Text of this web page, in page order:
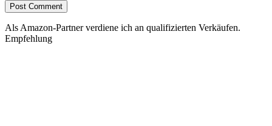
Als Amazon-Partner verdiene ich an qualifizierten Verkäufen.
Empfehlung